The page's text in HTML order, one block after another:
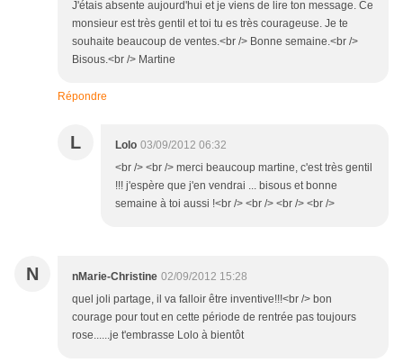
J'étais absente aujourd'hui et je viens de lire ton message. Ce
monsieur est très gentil et toi tu es très courageuse. Je te
souhaite beaucoup de ventes.<br /> Bonne semaine.<br />
Bisous.<br /> Martine
Répondre
L Lolo 03/09/2012 06:32
<br /> <br /> merci beaucoup martine, c'est très gentil
!!! j'espère que j'en vendrai ... bisous et bonne
semaine à toi aussi !<br /> <br /> <br /> <br />
N nMarie-Christine 02/09/2012 15:28
quel joli partage, il va falloir être inventive!!!<br /> bon
courage pour tout en cette période de rentrée pas toujours
rose......je t'embrasse Lolo à bientôt